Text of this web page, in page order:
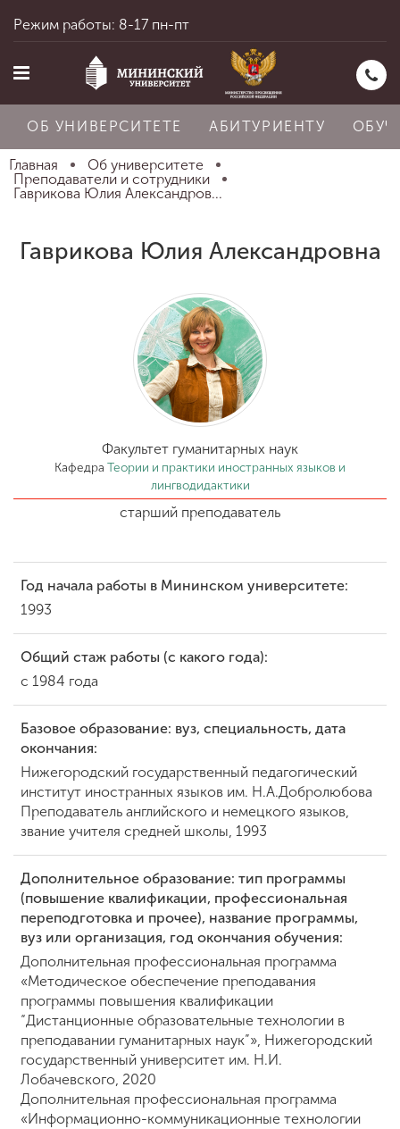
Абитуриенту
Обучение
Наука
Студенческая жизнь
Сведения об
образовательной
организации
ENG SPN CHI
Приемная
комиссия
+7 (831) 262-26-20
Режим работы: 8-17 пн-пт
ОБ УНИВЕРСИТЕТЕ АБИТУРИЕНТУ
Главная
Об университете
Преподаватели и сотрудники
Гаврикова Юлия Александров...
Гаврикова Юлия Александровна
Факультет гуманитарных наук
Кафедра Теории и практики иностранных языков и
лингводидактики
старший преподаватель
Год начала работы в Мининском университете:
1993
Общий стаж работы (с какого года):
с 1984 года
Базовое образование: вуз, специальность, дата
окончания:
Нижегородский государственный педагогический
институт иностранных языков им. Н.А.Добролюбова
Преподаватель английского и немецкого языков,
звание учителя средней школы, 1993
Дополнительное образование: тип программы
(повышение квалификации, профессиональная
переподготовка и прочее), название программы,
вуз или организация, год окончания обучения:
Дополнительная профессиональная программа
«Методическое обеспечение преподавания
программы повышения квалификации
“Дистанционные образовательные технологии в
преподавании гуманитарных наук”», Нижегородский
государственный университет им. Н.И.
Лобачевского, 2020
Дополнительная профессиональная программа
«Информационно-коммуникационные технологии